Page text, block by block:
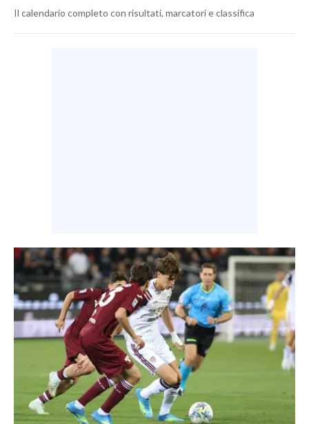
Il calendario completo con risultati, marcatori e classifica